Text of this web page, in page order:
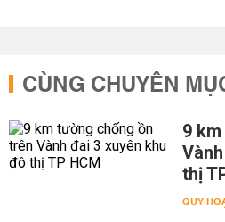
CÙNG CHUYÊN
9
thị
QUY